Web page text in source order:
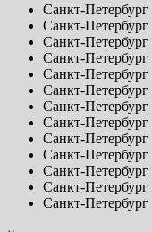
Санкт-
Санкт-
Санкт-Петербург
Санкт-
Санкт-
Санкт-
Санкт-
Санкт-
Санкт-Петербург
Санкт-
Санкт-Петербург
Санкт-Петербург
Санкт-